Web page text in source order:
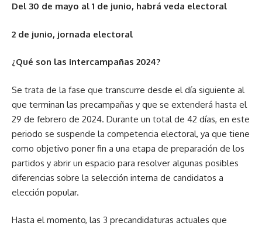
Del 30 de mayo al 1 de junio, habrá veda electoral
2 de junio, jornada electoral
¿Qué son las intercampañas 2024?
Se trata de la fase que transcurre desde el día siguiente al
que terminan las precampañas y que se extenderá hasta el
29 de febrero de 2024. Durante un total de 42 días, en este
periodo se suspende la competencia electoral, ya que tiene
como objetivo poner fin a una etapa de preparación de los
partidos y abrir un espacio para resolver algunas posibles
diferencias sobre la selección interna de candidatos a
elección popular.
Hasta el momento, las 3 precandidaturas actuales que